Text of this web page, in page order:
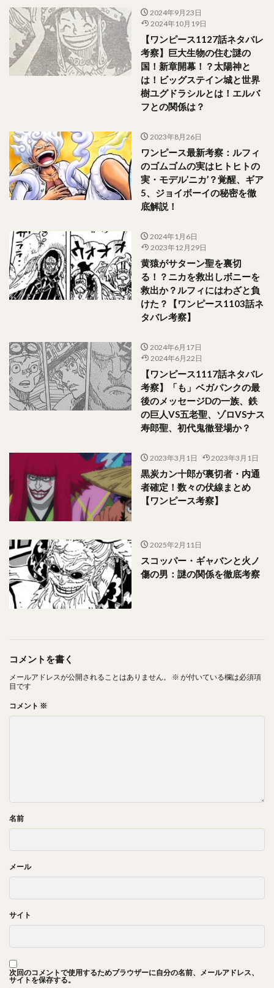
2024年9月23日
2024年10月19日
【ワンピース1127話ネタバレ
考察】巨大生物の住む謎の
国！新章開幕！？太陽神と
は！ビッグステイン城と世界
樹ユグドラシルとは！エルバ
フとの関係は？
2023年8月26日
ワンピース最新考察：ルフィ
のゴムゴムの実はヒトヒトの
実・モデル’ニカ’？覚醒、ギア
5、ジョイボーイの秘密を徹
底解説！
2024年1月6日
2023年12月29日
黄猿がサターン聖を裏切
る！？ニカを救出しボニーを
救出か？ルフィにはわざと負
けた？【ワンピース1103話ネ
タバレ考察】
2024年6月17日
2024年6月22日
【ワンピース1117話ネタバレ
考察】「も」ベガパンクの最
後のメッセージDの一族、鉄
の巨人VS五老聖、ゾロVSナス
寿郎聖、初代鬼徹登場か？
2023年3月1日 2023年3月1日
黒炭カン十郎が裏切者・内通
者確定！数々の伏線まとめ
【ワンピース考察】
2025年2月11日
スコッパー・ギャバンと火ノ
傷の男：謎の関係を徹底考察
コメントを書く
メールアドレスが公開されることはありません。 ※ が付いている欄は必須項
目です
コメント ※
名前
メール
サイト
次回のコメントで使用するためブラウザーに自分の名前、メールアドレス、
サイトを保存する。